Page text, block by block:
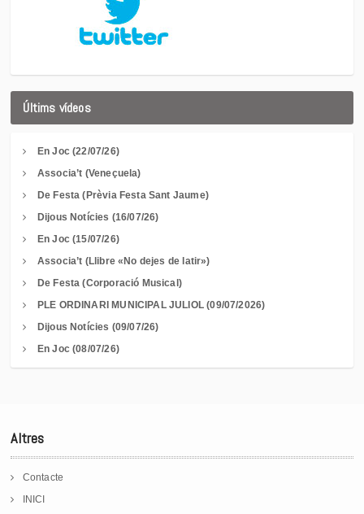
Últims vídeos
En Joc (22/07/26)
Associa’t (Veneçuela)
De Festa (Prèvia Festa Sant Jaume)
Dijous Notícies (16/07/26)
En Joc (15/07/26)
Associa’t (Llibre «No dejes de latir»)
De Festa (Corporació Musical)
PLE ORDINARI MUNICIPAL JULIOL (09/07/2026)
Dijous Notícies (09/07/26)
En Joc (08/07/26)
Altres
Contacte
INICI